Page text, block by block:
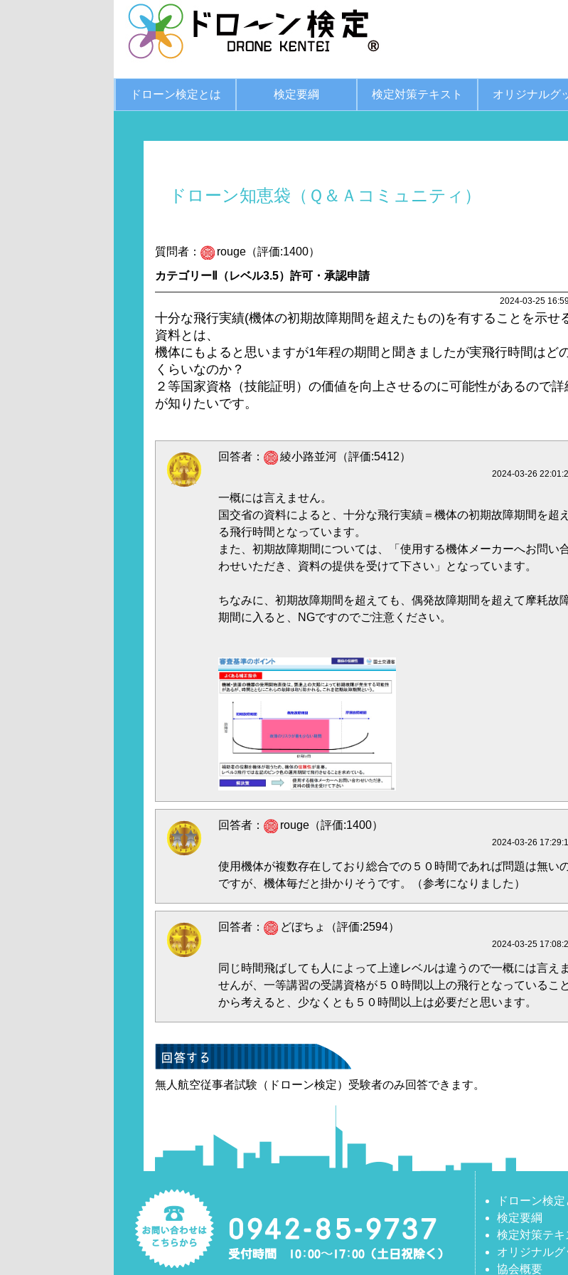
ドローン検定とは 検定要綱 検定対策テキスト オリジナルグ
ドローン知恵袋（Ｑ＆Ａコミュニティ）
質問者：
rouge（評価:1400）
カテゴリーⅡ（レベル3.5）許可・承認申請
2024-03-25
十分な飛行実績(機体の初期故障期間を超えたもの)を有することを示せ
資料とは、
機体にもよると思いますが1年程の期間と聞きましたが実飛行時間はど
くらいなのか？
２等国家資格（技能証明）の価値を向上させるのに可能性があるので詳
が知りたいです。
回答者： 綾小路並河（評価:5412）
2024-03-26
一概には言えません。
国交省の資料によると、十分な飛行実績＝機体の初期故障期間を超え
る飛行時間となっています。
また、初期故障期間については、「使用する機体メーカーへお問い
わせいただき、資料の提供を受けて下さい」となっています。
ちなみに、初期故障期間を超えても、偶発故障期間を超えて摩耗故
期間に入ると、NGですのでご注意ください。
回答者： rouge（評価:1400）
2024-03-26
使用機体が複数存在しており総合での５０時間であれば問題は無い
ですが、機体毎だと掛かりそうです。（参考になりました）
回答者： どぼちょ（評価:2594）
2024-03-25
同じ時間飛ばしても人によって上達レベルは違うので一概には言えま
せんが、一等講習の受講資格が５０時間以上の飛行となっていること
から考えると、少なくとも５０時間以上は必要だと思います。
無人航空従事者試験（ドローン検定）受験者のみ回答できます。
ドローン検定
検定要綱
検定対策テキ
オリジナルグ
協会概要